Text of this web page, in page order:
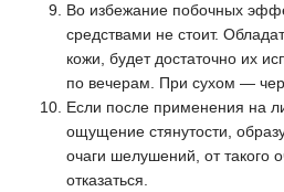
Во избежание побочных
средствами не стоит.
кожи, будет достаточно их
по вечерам. При сухом —
Если после применения на
ощущение стянутости,
очаги шелушений, от такого
отказаться.